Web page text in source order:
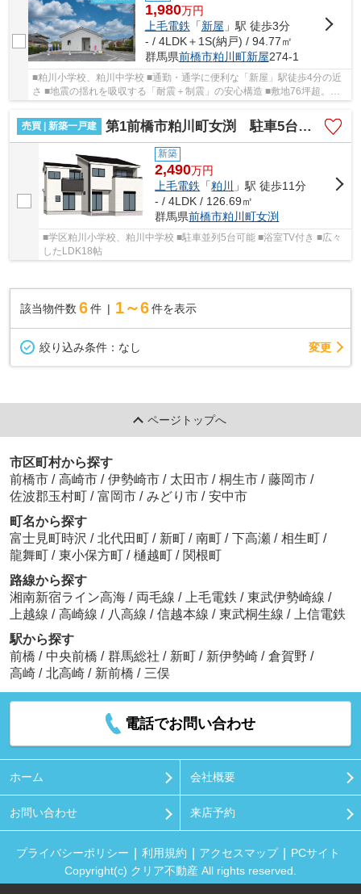
1,980万円
上毛電鉄 「新屋 」駅 徒歩3分
- / 4LDK＋1S(納戸) / 94.77㎡
群馬県前橋市粕川町新屋274-1
■粕川小学校、粕川中学校 ■通勤・通学に便利な「新屋」駅徒歩4分の近
さ ■地震の揺れを吸収する「耐震＋制震」の安心構造 ■敷地76坪超。並
売買 | 新築一戸建
第1前橋市粕川町女渕 駐車5台＋全室南向き
新築
2,490万円
上毛電鉄 「粕川
」駅 徒歩11分
- / 4LDK / 126.69㎡
群馬県前橋市粕川町女渕
■学区粕川小学校、粕川中学校 ■駐車並列5台可能 ■浴室TV付き ■広々
したLDK18帖
該当物件数 6件 1～6 件を表示
絞り込み条件： なし 変更
ページトップへ
市区町村から探す
前橋市 / 高崎市 / 伊勢崎市 / 太田市 / 桐生市 / 藤岡市 /
佐波郡玉村町 / 富岡市 / みどり市 / 安中市
町名から探す
富士見町時沢 / 北代田町 / 新町 / 南町 / 下高瀬 / 相生町 /
龍舞町 / 東小保方町 / 樋越町 / 関根町
路線から探す
湘南新宿ライン高海 / 両毛線 / 上毛電鉄 / 東武伊勢崎線 /
上越線 / 高崎線 / 八高線 / 信越本線 / 東武桐生線 /
上信電鉄
駅から探す
前橋 / 中央前橋 / 群馬総社 / 新町 / 新伊勢崎 / 倉賀野 /
高崎 / 北高崎 / 新前橋 / 三俣
電話でお問い合わせ
ホーム 会社概要
お問い合わせ 来店予約
プライバシーポリシー 利用規約 アクセスマップ
PCサイト
Copyright(c) クリア不動産 All rights reserved.